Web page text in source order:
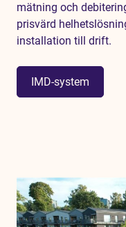
mätning och
prisvärd
installation till drift.
IMD-system